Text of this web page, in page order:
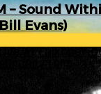
– Sound
Evans)
Live At Falkoner
1966